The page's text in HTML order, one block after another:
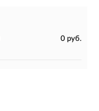
0 руб.